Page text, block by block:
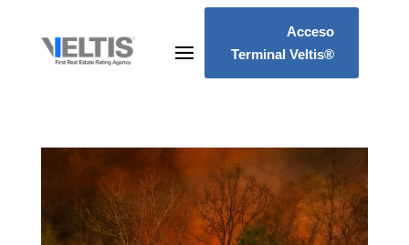
Acceso
Terminal Veltis®